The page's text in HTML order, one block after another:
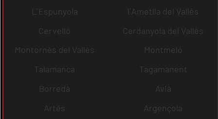
L´Espunyola
l´Ametlla del Vallès
Cervelló
Cerdanyola del Vallès
Montornès del Vallès
Montmeló
Talamanca
Tagamanent
Borredà
Avià
Artés
Argençola